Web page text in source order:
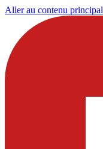
Aller au contenu principal